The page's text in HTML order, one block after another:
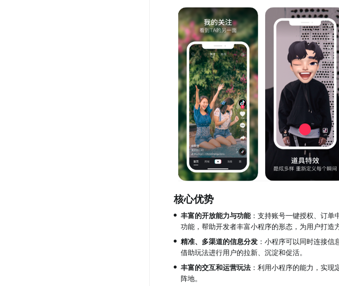
核心优势
• 丰富的开放能力与功能：支持账号一键授权、订单
功能，帮助开发者丰富小程序的形态，为用户打造
• 精准、多渠道的信息分发 ：小程序可以同时连接信
借助玩法进行用户的拉新、沉淀和促活。
• 丰富的交互和运营玩法 ：利用小程序的能力，实
阵地。